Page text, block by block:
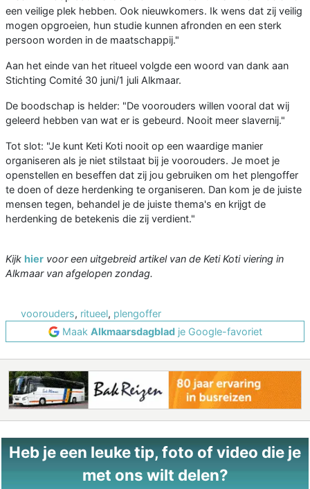
een veilige plek hebben. Ook nieuwkomers. Ik wens dat zij veilig
mogen opgroeien, hun studie kunnen afronden en een sterk
persoon worden in de maatschappij."
Aan het einde van het ritueel volgde een woord van dank aan
Stichting Comité 30 juni/1 juli Alkmaar.
De boodschap is helder: "De voorouders willen vooral dat wij
geleerd hebben van wat er is gebeurd. Nooit meer slavernij."
Tot slot: "Je kunt Keti Koti nooit op een waardige manier
organiseren als je niet stilstaat bij je voorouders. Je moet je
openstellen en beseffen dat zij jou gebruiken om het plengoffer
te doen of deze herdenking te organiseren. Dan kom je de juiste
mensen tegen, behandel je de juiste thema's en krijgt de
herdenking de betekenis die zij verdient."
Kijk hier voor een uitgebreid artikel van de Keti Koti viering in
Alkmaar van afgelopen zondag.
voorouders, ritueel, plengoffer
Maak Alkmaarsdagbladje Google-favoriet
Heb je een leuke tip, foto of video die je
met ons wilt delen?